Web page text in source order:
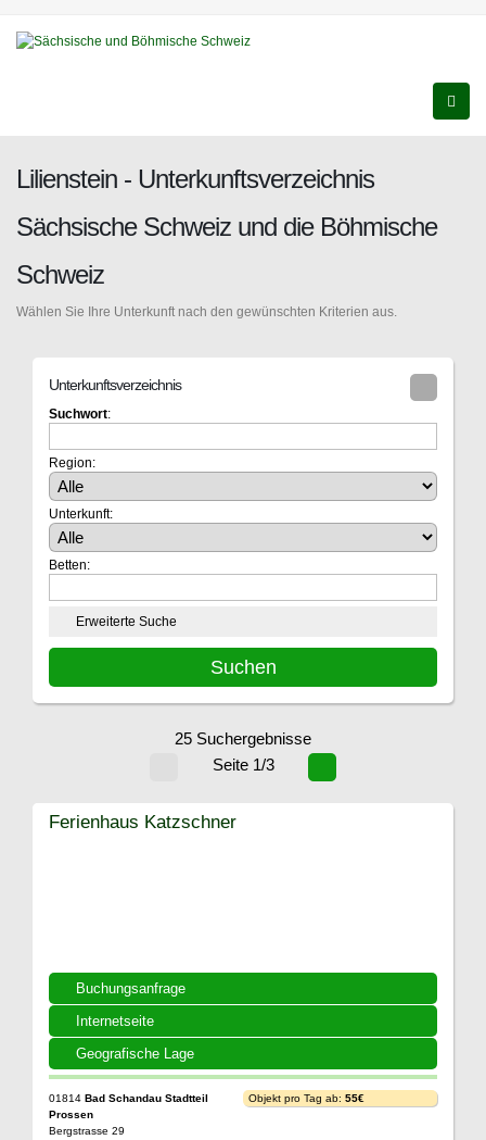
Lilienstein - Unterkunftsverzeichnis
Sächsische Schweiz und die Böhmische
Schweiz
Wählen Sie Ihre Unterkunft nach den gewünschten Kriterien aus.
Unterkunftsverzeichnis
Suchwort:
Region:
Unterkunft:
Betten:
Erweiterte Suche
25 Suchergebnisse
Seite 1/3
Buchungsanfrage
Internetseite
Geografische Lage
Ferienhaus Katzschner
01814 Bad Schandau Stadtteil
Prossen
Bergstrasse 29
Objekt pro Tag ab: 55€